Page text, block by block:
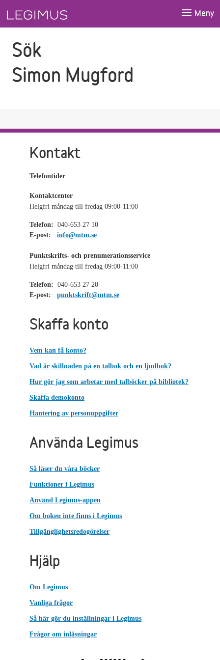
Meny
Sök
Simon Mugford
Kontakt
Telefontider
Kontaktcenter
Helgfri måndag till fredag 09:00-11:00
Telefon: 040-653 27 10
E-post:
info@mtm.se
Punktskrifts- och prenumerationsservice
Helgfri måndag till fredag 09:00-11:00
Telefon: 040-653 27 20
E-post:
punktskrift@mtm.se
Skaffa konto
Vem kan få konto?
Vad är skillnaden på en talbok och en ljudbok?
Hur gör jag som arbetar med talböcker på bibliotek?
Skaffa demokonto
Hantering av personuppgifter
Använda Legimus
Så läser du våra böcker
Funktioner i Legimus
Använd Legimus-appen
Om boken inte finns i Legimus
Tillgänglighetsredogörelser
Hjälp
Om Legimus
Vanliga frågor
Så här gör du inställningar i Legimus
Frågor om inläsningar